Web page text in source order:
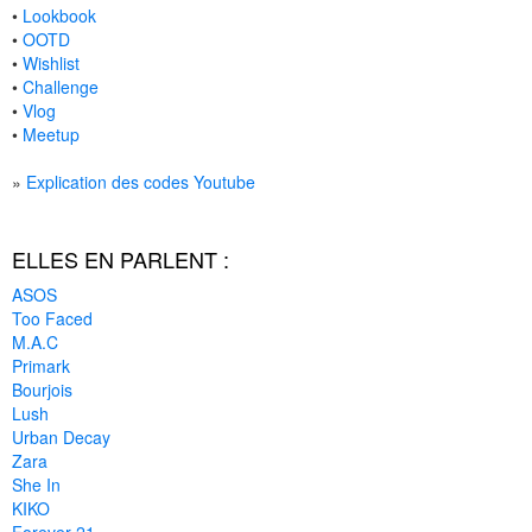
• Lookbook
• OOTD
• Wishlist
• Challenge
• Vlog
• Meetup
» Explication des codes Youtube
ELLES EN PARLENT :
ASOS
Too Faced
M.A.C
Primark
Bourjois
Lush
Urban Decay
Zara
She In
KIKO